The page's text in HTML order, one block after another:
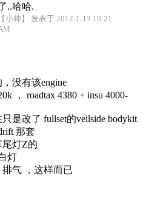
..哈哈.
【小帅】 发表于 2012-1-13 10:21
没有该engine
， roadtax 4380 + insu 4000-
是改了 fullset的veilside bodykit
那套
尾灯Z的
灯
气 ，这样而已